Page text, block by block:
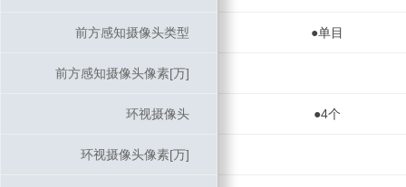
前方感知摄像头类型 ●单目
前方感知摄像头像素[万]
环视摄像头 ●4个
环视摄像头像素[万]
前方感知摄像头类型
前方感知摄像头像素[万]
环视摄像头
环视摄像头像素[万]